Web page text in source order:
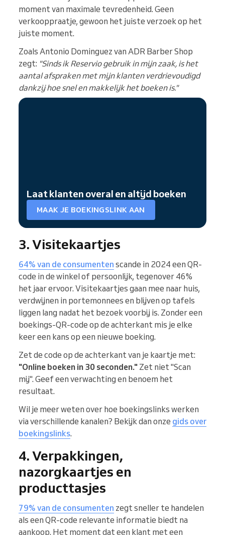
moment van maximale tevredenheid. Geen
verkooppraatje, gewoon het juiste verzoek op het
juiste moment.
Zoals Antonio Dominguez van ADR Barber Shop
zegt: "Sinds ik Reservio gebruik in mijn zaak, is het
aantal afspraken met mijn klanten verdrievoudigd
dankzij hoe snel en makkelijk het boeken is."
Laat klanten overal en altijd boeken
MAAK JE BOEKINGSLINK AAN
3. Visitekaartjes
64% van de consumenten scande in 2024 een QR-
code in de winkel of persoonlijk, tegenover 46%
het jaar ervoor. Visitekaartjes gaan mee naar huis,
verdwijnen in portemonnees en blijven op tafels
liggen lang nadat het bezoek voorbij is. Zonder een
boekings-QR-code op de achterkant mis je elke
keer een kans op een nieuwe boeking.
Zet de code op de achterkant van je kaartje met:
"Online boeken in 30 seconden." Zet niet "Scan
mij". Geef een verwachting en benoem het
resultaat.
Wil je meer weten over hoe boekingslinks werken
via verschillende kanalen? Bekijk dan onze gids over
boekingslinks.
4. Verpakkingen,
nazorgkaartjes en
producttasjes
79% van de consumenten zegt sneller te handelen
als een QR-code relevante informatie biedt na
aankoop. Het moment dat een klant met een